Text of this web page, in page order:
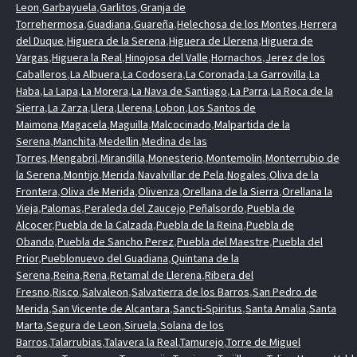
Leon,Garbayuela,Garlitos,Granja de
Torrehermosa,Guadiana,Guareña,Helechosa de los Montes,Herrera
del Duque,Higuera de la Serena,Higuera de Llerena,Higuera de
Vargas,Higuera la Real,Hinojosa del Valle,Hornachos,Jerez de los
Caballeros,La Albuera,La Codosera,La Coronada,La Garrovilla,La
Haba,La Lapa,La Morera,La Nava de Santiago,La Parra,La Roca de la
Sierra,La Zarza,Llera,Llerena,Lobon,Los Santos de
Maimona,Magacela,Maguilla,Malcocinado,Malpartida de la
Serena,Manchita,Medellin,Medina de las
Torres,Mengabril,Mirandilla,Monesterio,Montemolin,Monterrubio de
la Serena,Montijo,Merida,Navalvillar de Pela,Nogales,Oliva de la
Frontera,Oliva de Merida,Olivenza,Orellana de la Sierra,Orellana la
Vieja,Palomas,Peraleda del Zaucejo,Peñalsordo,Puebla de
Alcocer,Puebla de la Calzada,Puebla de la Reina,Puebla de
Obando,Puebla de Sancho Perez,Puebla del Maestre,Puebla del
Prior,Pueblonuevo del Guadiana,Quintana de la
Serena,Reina,Rena,Retamal de Llerena,Ribera del
Fresno,Risco,Salvaleon,Salvatierra de los Barros,San Pedro de
Merida,San Vicente de Alcantara,Sancti-Spiritus,Santa Amalia,Santa
Marta,Segura de Leon,Siruela,Solana de los
Barros,Talarrubias,Talavera la Real,Tamurejo,Torre de Miguel